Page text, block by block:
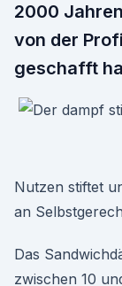
2000
von der
geschafft
Nutzen stiftet
an
Das
zwischen 10